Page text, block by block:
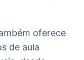
oferece
de aula